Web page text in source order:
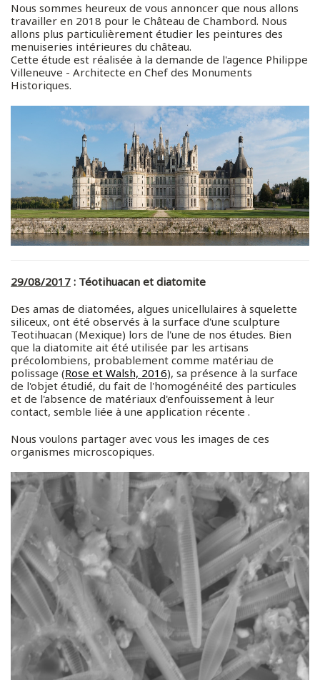
Nous sommes heureux de vous annoncer que nous allons
travailler en 2018 pour le Château de Chambord. Nous
allons plus particulièrement étudier les peintures des
menuiseries intérieures du château.
Cette étude est réalisée à la demande de l'agence Philippe
Villeneuve - Architecte en Chef des Monuments
Historiques.
29/08/2017 : Téotihuacan et diatomite
Des amas de diatomées, algues unicellulaires à squelette
siliceux, ont été observés à la surface d'une sculpture
Teotihuacan (Mexique) lors de l'une de nos études. Bien
que la diatomite ait été utilisée par les artisans
précolombiens, probablement comme matériau de
polissage (Rose et Walsh, 2016), sa présence à la surface
de l'objet étudié, du fait de l'homogénéité des particules
et de l'absence de matériaux d'enfouissement à leur
contact, semble liée à une application récente .
Nous voulons partager avec vous les images de ces
organismes microscopiques.